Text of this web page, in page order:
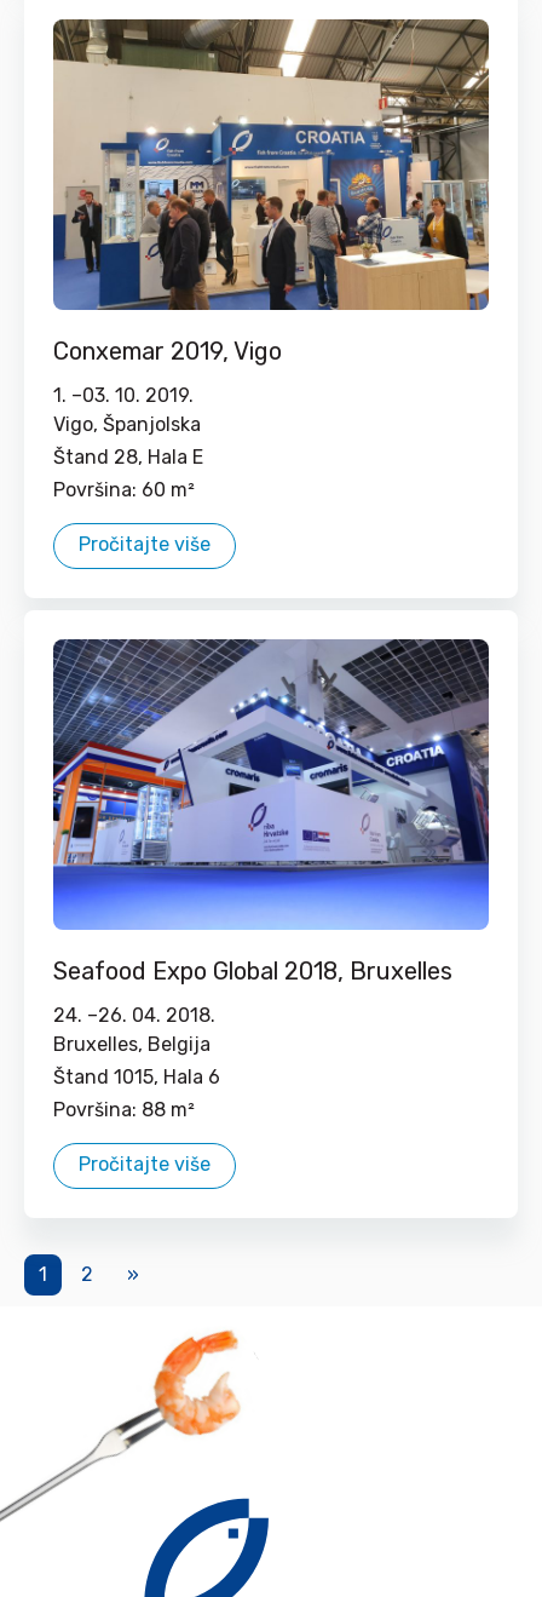
Conxemar 2019, Vigo
1. –03. 10. 2019.
Vigo, Španjolska
Štand 28, Hala E
Površina: 60 m²
Pročitajte više
Seafood Expo Global 2018, Bruxelles
24. –26. 04. 2018.
Bruxelles, Belgija
Štand 1015, Hala 6
Površina: 88 m²
Pročitajte više
1 2 »